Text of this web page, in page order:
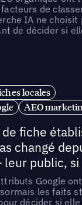
de
IA ne choisit
de décider si
locales
AEO
fiche
changé
leur public, si
Google
les faits
décider si elle